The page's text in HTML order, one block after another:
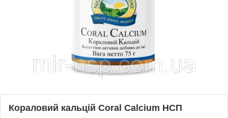
Кораловий кальцій Coral Calcium НСП